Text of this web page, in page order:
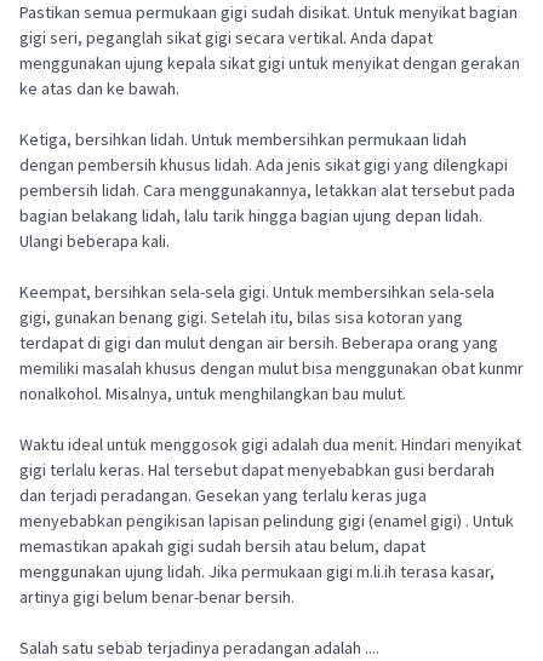
Pastikan semua permukaan gigi sudah disikat. Untuk menyikat bagian
gigi seri, peganglah sikat gigi secara vertikal. Anda dapat
menggunakan ujung kepala sikat gigi untuk menyikat dengan gerakan
ke atas dan ke bawah.
Ketiga, bersihkan lidah. Untuk membersihkan permukaan lidah
dengan pembersih khusus lidah. Ada jenis sikat gigi yang dilengkapi
pembersih lidah. Cara menggunakannya, letakkan alat tersebut pada
bagian belakang lidah, lalu tarik hingga bagian ujung depan lidah.
Ulangi beberapa kali.
Keempat, bersihkan sela-sela gigi. Untuk membersihkan sela-sela
gigi, gunakan benang gigi. Setelah itu, bilas sisa kotoran yang
terdapat di gigi dan mulut dengan air bersih. Beberapa orang yang
memiliki masalah khusus dengan mulut bisa menggunakan obat kunmr
nonalkohol. Misalnya, untuk menghilangkan bau mulut.
Waktu ideal untuk menggosok gigi adalah dua menit. Hindari menyikat
gigi terlalu keras. Hal tersebut dapat menyebabkan gusi berdarah
dan terjadi peradangan. Gesekan yang terlalu keras juga
menyebabkan pengikisan lapisan pelindung gigi (enamel gigi) . Untuk
memastikan apakah gigi sudah bersih atau belum, dapat
menggunakan ujung lidah. Jika permukaan gigi m.li.ih terasa kasar,
artinya gigi belum benar-benar bersih.
Salah satu sebab terjadinya peradangan adalah ....